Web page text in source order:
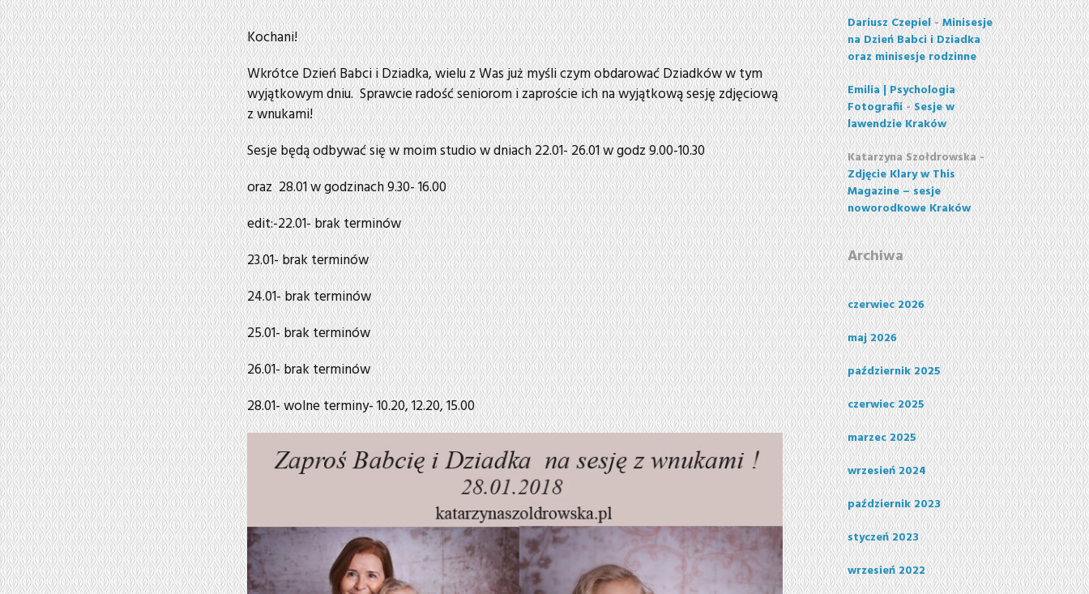
Kochani!
Wkrótce Dzień Babci i Dziadka, wielu z Was już myśli czym obdarować Dziadków w tym
wyjątkowym dniu. Sprawcie radość seniorom i zaproście ich na wyjątkową sesję zdjęciową
z wnukami!
Sesje będą odbywać się w moim studio w dniach 22.01- 26.01 w godz 9.00-10.30
oraz 28.01 w godzinach 9.30- 16.00
edit:-22.01- brak terminów
23.01- brak terminów
24.01- brak terminów
25.01- brak terminów
26.01- brak terminów
28.01- wolne terminy- 10.20, 12.20, 15.00
Dariusz Czepiel-Minisesje
na Dzień Babci i Dziadka
oraz minisesje rodzinne
Emilia | Psychologia
Fotografii-Sesje w
lawendzie Kraków
Katarzyna Szołdrowska-
Zdjęcie Klary w This
Magazine – sesje
noworodkowe Kraków
Archiwa
czerwiec 2026
maj 2026
październik 2025
czerwiec 2025
marzec 2025
wrzesień 2024
październik 2023
styczeń 2023
wrzesień 2022